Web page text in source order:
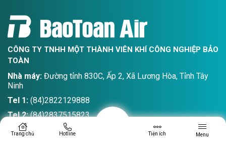
CÔNG TY TNHH MỘT THÀNH VIÊN KHÍ CÔNG NGHIỆP BẢO
TOÀN
Nhà máy: Đường tỉnh 830C, Ấp 2, Xã Lương Hòa, Tỉnh Tây
Ninh
Tel 1: (84)2822129888
Tel 2:(84)2837515823
Email: sales@baotoanair.com
Trang chủ Hotline Tiện ích Menu